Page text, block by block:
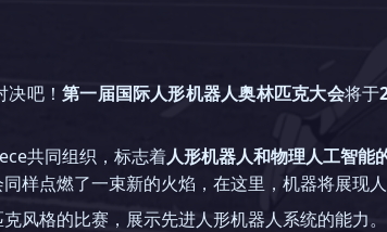
决吧！第一届国际人形机器人奥林匹克大会将于
共同组织，标志着人形机器人和物理人工智能
样点燃了一束新的火焰，在这里，机器将展现
风格的比赛，展示先进人形机器人系统的能力。